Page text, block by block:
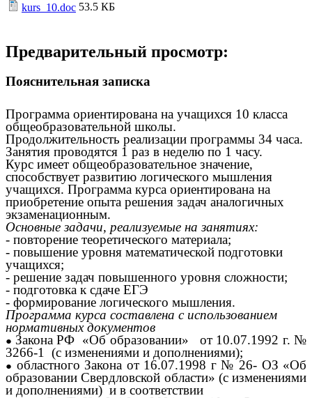
kurs_10.doc 53.5 КБ
Предварительный просмотр:
Пояснительная записка
Программа ориентирована на учащихся 10 класса
общеобразовательной школы.
Продолжительность реализации программы 34 часа.
Занятия проводятся 1 раз в неделю по 1 часу.
Курс имеет общеобразовательное значение,
способствует развитию логического мышления
учащихся. Программа курса ориентирована на
приобретение опыта решения задач аналогичных
экзаменационным.
Основные задачи, реализуемые на занятиях:
- повторение теоретического материала;
- повышение уровня математической подготовки
учащихся;
- решение задач повышенного уровня сложности;
- подготовка к сдаче ЕГЭ
- формирование логического мышления.
Программа курса составлена с использованием
нормативных документов
Закона РФ «Об образовании» от 10.07.1992 г. №
3266-1 (с изменениями и дополнениями);
областного Закона от 16.07.1998 г № 26- ОЗ «Об
образовании Свердловской области» (с изменениями
и дополнениями) и в соответствии